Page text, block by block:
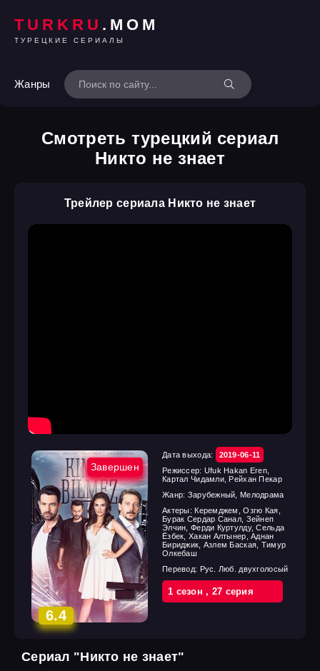
TURKRU .MOM
ТУРЕЦКИЕ СЕРИАЛЫ
Жанры
Смотреть турецкий сериал
Никто не знает
Трейлер сериала Никто не знает
Завершен
6.4
Дата выхода:
2019-06-11
Режиссер: Ufuk Hakan Eren,
Картал Чидамли, Рейхан Пекар
Жанр: Зарубежный, Мелодрама
Актеры: Керемджем, Озгю Кая,
Бурак Сердар Санал, Зейнеп
Элчин, Ферди Куртулду, Сельда
Ёзбек, Хакан Алтынер, Аднан
Бириджик, Азлем Баская, Тимур
Олкебаш
Перевод: Рус. Люб. двухголосый
1 cезон, 27 cерия
Сериал "Никто не знает"